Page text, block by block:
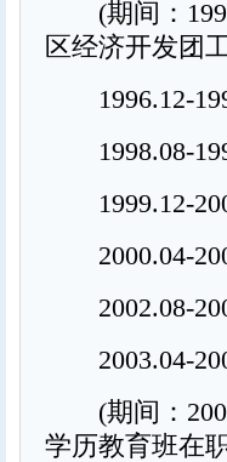
(期间：
区经济开发团
1996.12-
1998.08-
1999.12-
2000.04-
2002.08-
2003.04-
(期间：
学历教育班在